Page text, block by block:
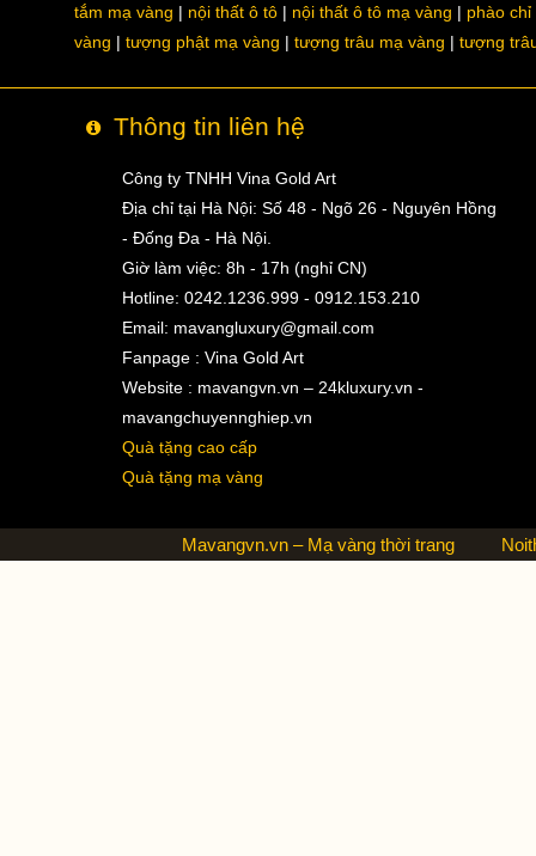
tắm mạ vàng
nội thất ô tô nội thất ô tô mạ vàng
phào chỉ
vàng
tượng phật mạ vàng tượng trâu mạ vàng tượng
Thông tin liên hệ
Công ty TNHH Vina Gold Art
Địa chỉ tại Hà Nội: Số 48 - Ngõ 26 - Nguyên Hồng
- Đống Đa - Hà Nội.
Giờ làm việc: 8h - 17h (nghỉ CN)
Hotline: 0242.1236.999 - 0912.153.210
Email: mavangluxury@gmail.com
Fanpage : Vina Gold Art
Website : mavangvn.vn – 24kluxury.vn -
mavangchuyennghiep.vn
Quà tặng cao cấp
Quà tặng mạ vàng
Mavangvn.vn – Mạ vàng thời trang